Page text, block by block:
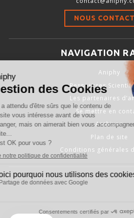
Stimulation-évaluation Thermique
ACTIVITÉ LOCOMOTRICE ET
COORDINATION ET SENSORI-MOTEUR
INTERACTION SOCIALE
RYTHMES CIRCADIENS
DÉVELOPPEMENTS À FAÇON
PORTIQUES & STATIONS D’ANÉSTHÉSIE
ASPIRATEURS ET CARTOUCHES
ÉVAPORATEURS
NOUS
NAVIGATION
Aniphy
Ressources
Les partenaires
Se mettre en
Archives
Plan de site
Conditions générales